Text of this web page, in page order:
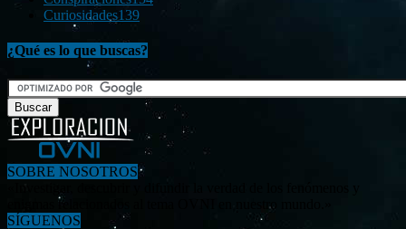
Curiosidades139
¿Qué es lo que buscas?
SOBRE NOSOTROS
enigmas relacionados al tema OVNI en nuestro mundo.»
SÍGUENOS